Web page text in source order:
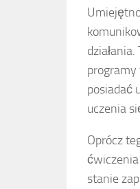
posiadać
uczenia
Oprócz
stanie